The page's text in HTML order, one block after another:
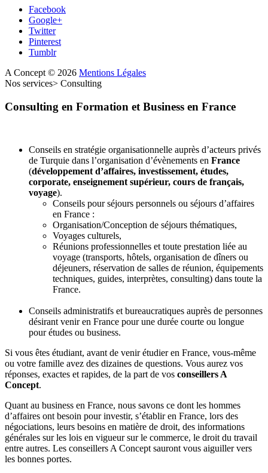
Facebook
Google+
Twitter
Pinterest
Tumblr
A Concept © 2026 Mentions Légales
Nos services> Consulting
Consulting en Formation et Business en France
Conseils en stratégie organisationnelle auprès d’acteurs privés
de Turquie dans l’organisation d’évènements en France
(développement d’affaires, investissement, études,
corporate, enseignement supérieur, cours de français,
voyage).
Conseils pour séjours personnels ou séjours d’affaires
en France :
Organisation/Conception de séjours thématiques,
Voyages culturels,
Réunions professionnelles et toute prestation liée au
voyage (transports, hôtels, organisation de dîners ou
déjeuners, réservation de salles de réunion, équipements
techniques, guides, interprètes, consulting) dans toute la
France.
Conseils administratifs et bureaucratiques auprès de personnes
désirant venir en France pour une durée courte ou longue
pour études ou business.
Si vous êtes étudiant, avant de venir étudier en France, vous-même
ou votre famille avez des dizaines de questions. Vous aurez vos
réponses, exactes et rapides, de la part de vos conseillers A
Concept.
Quant au business en France, nous savons ce dont les hommes
d’affaires ont besoin pour investir, s’établir en France, lors des
négociations, leurs besoins en matière de droit, des informations
générales sur les lois en vigueur sur le commerce, le droit du travail
entre autres. Les conseillers A Concept sauront vous aiguiller vers
les bonnes portes.